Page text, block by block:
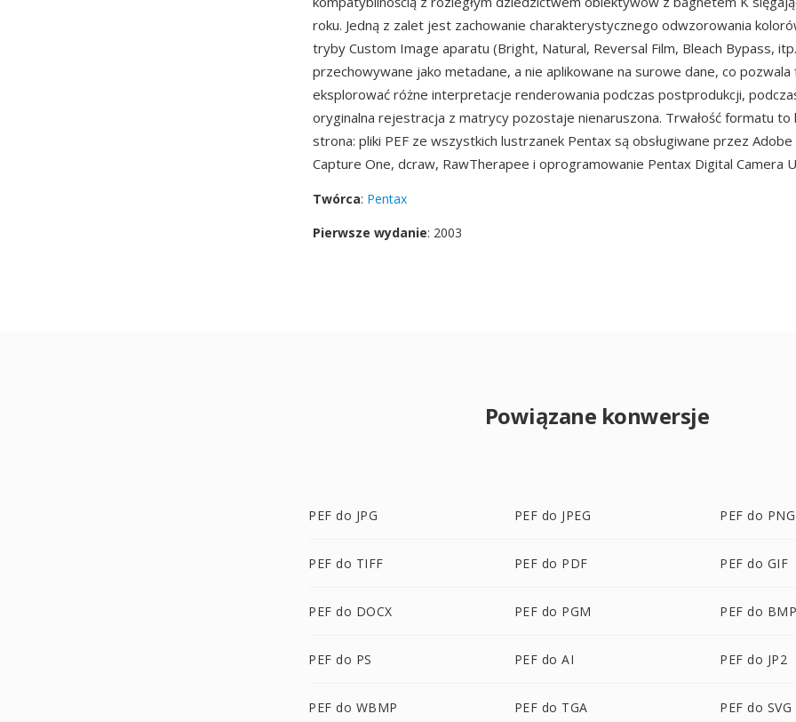
roku. Jedną z zalet jest zachowanie charakterystycznego odwzorowania
tryby Custom Image aparatu (Bright, Natural, Reversal Film, Bleach Bypass,
przechowywane jako metadane, a nie aplikowane na surowe dane, co
eksplorować różne interpretacje renderowania podczas postprodukcji,
oryginalna rejestracja z matrycy pozostaje nienaruszona. Trwałość formatu to
strona: pliki PEF ze wszystkich lustrzanek Pentax są obsługiwane przez Adobe
Capture One, dcraw, RawTherapee i oprogramowanie Pentax Digital Camera
Twórca: Pentax
Pierwsze wydanie: 2003
Powiązane konwersje
PEF do JPG PEF do JPEG PEF do PNG
PEF do TIFF PEF do PDF PEF do GIF
PEF do DOCX PEF do PGM PEF do
PEF do PS PEF do AI PEF do JP2
PEF do WBMP PEF do TGA PEF do SVG